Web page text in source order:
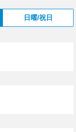
日曜/祝日